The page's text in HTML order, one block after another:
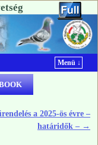
Menü ↓
a 2025-ös évre –
határidők – →